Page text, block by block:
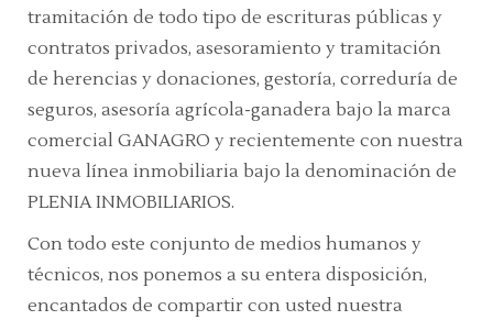
tramitación de todo tipo de escrituras públicas y
contratos privados, asesoramiento y tramitación
de herencias y donaciones, gestoría, correduría de
seguros, asesoría agrícola-ganadera bajo la marca
comercial GANAGRO y recientemente con nuestra
nueva línea inmobiliaria bajo la denominación de
PLENIA INMOBILIARIOS.
Con todo este conjunto de medios humanos y
técnicos, nos ponemos a su entera disposición,
encantados de compartir con usted nuestra